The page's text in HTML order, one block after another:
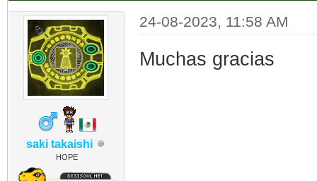
saki takaishi
HOPE
24-08-2023, 11:58 AM
Muchas gracias